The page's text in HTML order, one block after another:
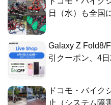
日（水）も全国
Galaxy Z Fold8/
引クーポン、4
ドコモ・バイク
止（システム障